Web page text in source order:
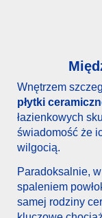
Wnętrzem
płytki
łazienkowych
świadomość że
wilgocią.
Paradoksalnie, w
spaleniem
samej rodziny